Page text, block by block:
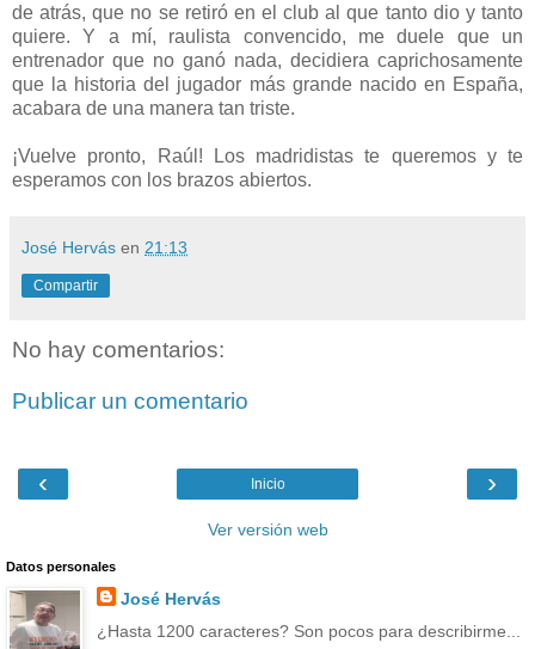
de atrás, que no se retiró en el club al que tanto dio y tanto
quiere. Y a mí, raulista convencido, me duele que un
entrenador que no ganó nada, decidiera caprichosamente
que la historia del jugador más grande nacido en España,
acabara de una manera tan triste.
¡Vuelve pronto, Raúl! Los madridistas te queremos y te
esperamos con los brazos abiertos.
José Hervás en 21:13
Compartir
No hay comentarios:
Publicar un comentario
‹ ›
Inicio
Ver versión web
Datos personales
José Hervás
¿Hasta 1200 caracteres? Son pocos para describirme...